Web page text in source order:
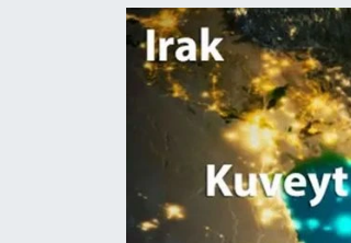
Süper Lig Puan Durumu ve Fikstür
Tüm Manşetler
Son Dakika Haberleri
Haber Arşivi